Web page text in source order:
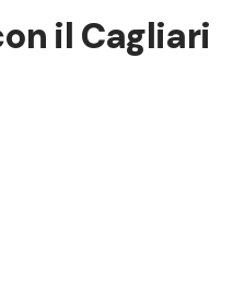
il Cagliari